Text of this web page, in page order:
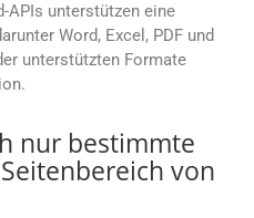
APIs unterstützen eine
Word, Excel, PDF und
unterstützten Formate
nur bestimmte
von